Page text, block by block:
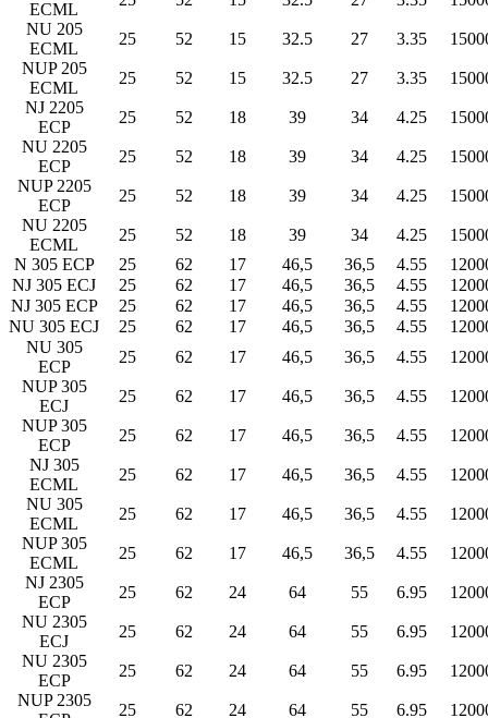
ECML
NU 205
ECML
25 52 15 32.5 27 3.35
NUP 205
ECML
25 52 15 32.5 27 3.35
NJ 2205
ECP
25 52 18 39 34 4.25
NU 2205
ECP
25 52 18 39 34 4.25
NUP 2205
ECP
25 52 18 39 34 4.25
NU 2205
ECML
25 52 18 39 34 4.25
N 305 ECP
25 62 17 46,5 36,5 4.55
NJ 305 ECJ
25 62 17 46,5 36,5 4.55
NJ 305 ECP
25 62 17 46,5 36,5 4.55
NU 305 ECJ
25 62 17 46,5 36,5 4.55
NU 305
ECP
25 62 17 46,5 36,5 4.55
NUP 305
ECJ
25 62 17 46,5 36,5 4.55
NUP 305
ECP
25 62 17 46,5 36,5 4.55
NJ 305
ECML
25 62 17 46,5 36,5 4.55
NU 305
ECML
25 62 17 46,5 36,5 4.55
NUP 305
ECML
25 62 17 46,5 36,5 4.55
NJ 2305
ECP
25 62 24 64 55 6.95
NU 2305
ECJ
25 62 24 64 55 6.95
NU 2305
ECP
25 62 24 64 55 6.95
NUP 2305
25 62 24 64 55 6.95